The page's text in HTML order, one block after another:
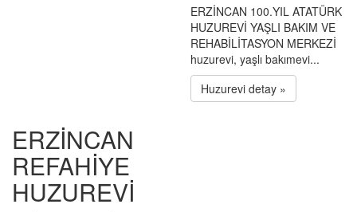
ERZİNCAN 100.YIL ATATÜRK
HUZUREVİ YAŞLI BAKIM VE
REHABİLİTASYON MERKEZİ
huzurevi, yaşlı bakımevi...
Huzurevi detay »
ERZİNCAN
REFAHİYE
HUZUREVİ